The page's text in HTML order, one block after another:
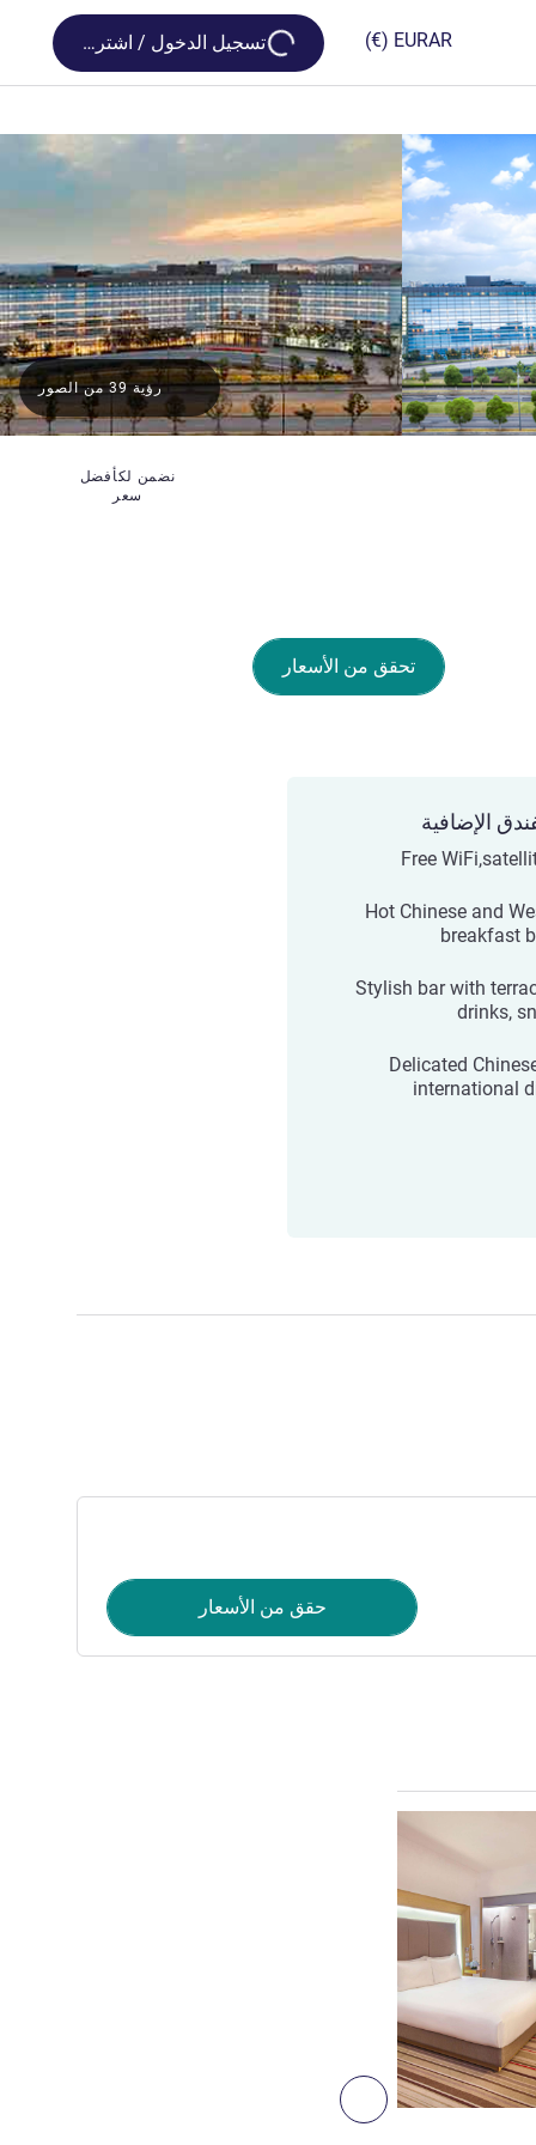
AR
EUR
(€)
Loading...
تسجيل الدخول / اشترك
نضمن لكأفضل
سعر
رؤية 39 من الصور
تحقق من الأسعار
الإضافية
Free
Hot Chinese and
breakfast
Stylish bar with
drinks,
Delicated
international
حقق من الأسعار
التالي - غرفة